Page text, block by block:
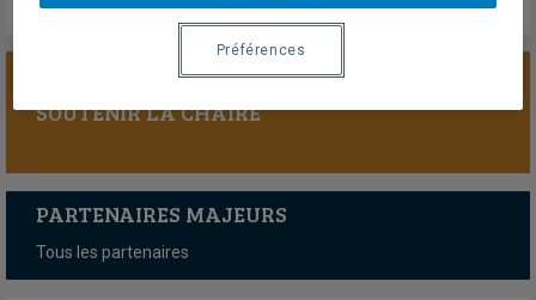
SOUTENIR LA CHAIRE
PARTENAIRES MAJEURS
Tous les partenaires
Préférences